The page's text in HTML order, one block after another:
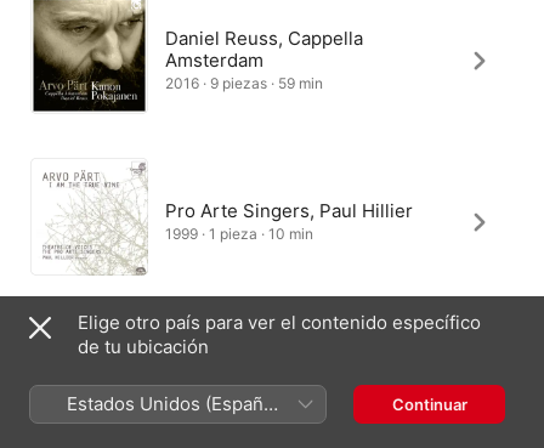
Daniel Reuss, Cappella
Amsterdam
2016 · 9 piezas · 59 min
Pro Arte Singers, Paul Hillier
1999 · 1 pieza · 10 min
Alexander Lingas, Cappella
Romana
2023 · 7 piezas · 47 min
Elige otro país para ver el contenido específico
de tu ubicación
Estados Unidos (Español
México)
Continuar